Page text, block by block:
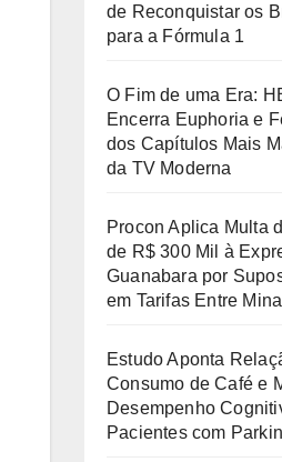
de Reconquistar os
para a Fórmula 1
O Fim de uma Era:
Encerra Euphoria e
dos Capítulos Mais
da TV Moderna
Procon Aplica Multa
de R$ 300 Mil à
Guanabara por
em Tarifas Entre
Estudo Aponta
Consumo de Café e
Desempenho
Pacientes com